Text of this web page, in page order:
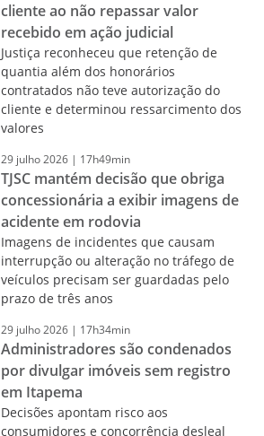
cliente ao não repassar valor
recebido em ação judicial
Justiça reconheceu que retenção de
quantia além dos honorários
contratados não teve autorização do
cliente e determinou ressarcimento dos
valores
29 julho2026 | 17h49min
TJSC mantém decisão que obriga
concessionária a exibir imagens de
acidente em rodovia
Imagens de incidentes que causam
interrupção ou alteração no tráfego de
veículos precisam ser guardadas pelo
prazo de três anos
29 julho2026 | 17h34min
Administradores são condenados
por divulgar imóveis sem registro
em Itapema
Decisões apontam risco aos
consumidores e concorrência desleal